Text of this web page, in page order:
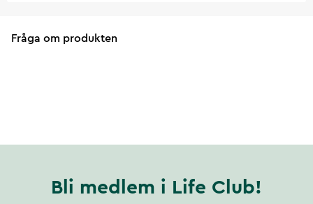
Fråga om produkten
Bli medlem i Life Club!